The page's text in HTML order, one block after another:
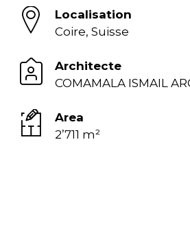
Localisation
Coire, Suisse
Architecte
COMAMALA ISMAIL
Area
2’711 m²